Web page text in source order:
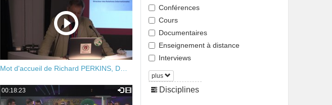
Mot d'accueil de Richard PERKINS, D…
00:18:23
Conférences
Cours
Documentaires
Enseignement à distance
Interviews
plus
Disciplines